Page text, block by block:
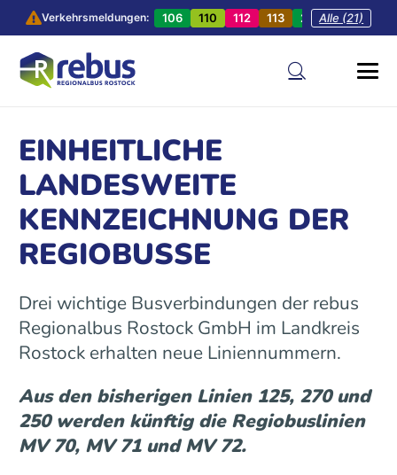
Verkehrsmeldungen: 106 110 112 113 201 202
Alle (21)
EINHEITLICHE
LANDESWEITE
KENNZEICHNUNG DER
REGIOBUSSE
Drei wichtige Busverbindungen der rebus
Regionalbus Rostock GmbH im Landkreis
Rostock erhalten neue Liniennummern.
Aus den bisherigen Linien 125, 270 und
250 werden künftig die Regiobuslinien
MV 70, MV 71 und MV 72.